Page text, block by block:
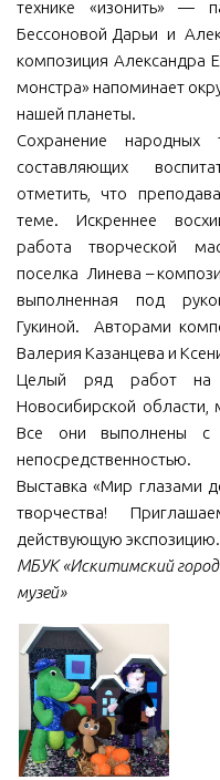
технике «изонить» —
Бессоновой Дарьи и
композиция Александра
монстра» напоминает
нашей планеты.
Сохранение
составляющих
отметить, что
теме. Искреннее
работа творческой
поселка Линева –
выполненная под
Гукиной. Авторами
Валерия Казанцева и
Целый ряд работ на
Новосибирской
Все они выполнены с
непосредственностью.
Выставка «Мир глазами
творчества!
действующую экспозицию.
МБУК «Искитимский
музей»